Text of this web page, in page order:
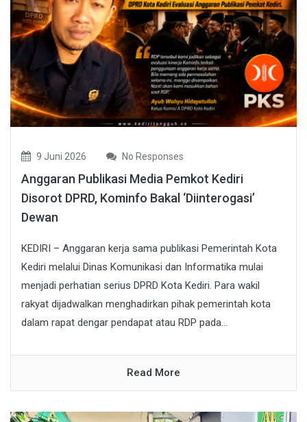
9 Juni 2026 No Responses
Anggaran Publikasi Media Pemkot Kediri
Disorot DPRD, Kominfo Bakal ‘Diinterogasi’
Dewan
KEDIRI – Anggaran kerja sama publikasi Pemerintah Kota
Kediri melalui Dinas Komunikasi dan Informatika mulai
menjadi perhatian serius DPRD Kota Kediri. Para wakil
rakyat dijadwalkan menghadirkan pihak pemerintah kota
dalam rapat dengar pendapat atau RDP pada...
Read More